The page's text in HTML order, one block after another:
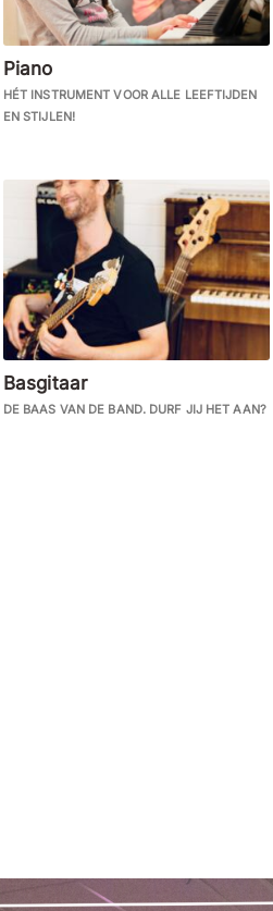
Piano
HÉT INSTRUMENT VOOR ALLE LEEFTIJDEN
EN STIJLEN!
Basgitaar
DE BAAS VAN DE BAND. DURF JIJ HET AAN?